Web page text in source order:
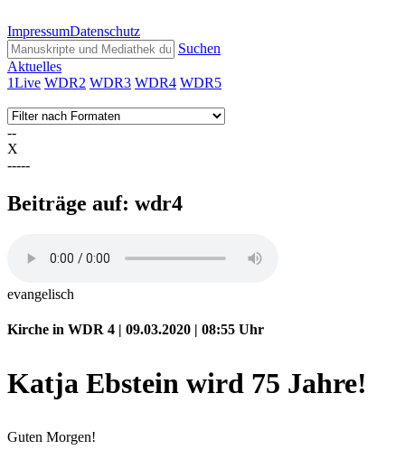
ImpressumDatenschutz
Suchen
Aktuelles
1Live WDR2 WDR3 WDR4 WDR5
--
X
-----
Beiträge auf: wdr4
evangelisch
Kirche in WDR 4 | 09.03.2020 | 08:55 Uhr
Katja Ebstein wird 75 Jahre!
Guten Morgen!